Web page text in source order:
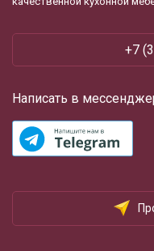
+7
Написать в